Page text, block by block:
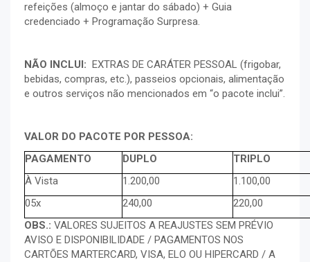
refeições (almoço e jantar do sábado) + Guia
credenciado + Programação Surpresa.
NÃO INCLUI: EXTRAS DE CARÁTER PESSOAL (frigobar,
bebidas, compras, etc.), passeios opcionais, alimentação
e outros serviços não mencionados em “o pacote inclui”.
VALOR DO PACOTE POR PESSOA:
PAGAMENTO
DUPLO
TRIPLO
À Vista
1.200,00
1.100,00
05x
240,00
220,00
OBS.: VALORES SUJEITOS A REAJUSTES SEM PRÉVIO
AVISO E DISPONIBILIDADE / PAGAMENTOS NOS
CARTÕES MARTERCARD, VISA, ELO OU HIPERCARD / A